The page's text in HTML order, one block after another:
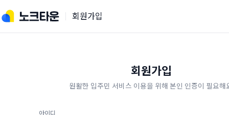
회원가입
회원가입
원활한 입주민 서비스 이용을 위해 본인 인증이 필요해
아이디